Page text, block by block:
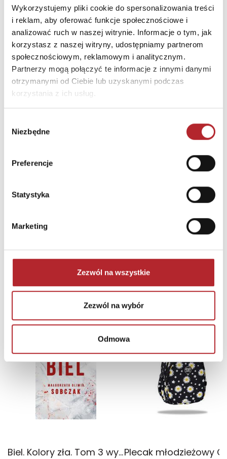
Wykorzystujemy pliki cookie do spersonalizowania treści
i reklam, aby oferować funkcje społecznościowe i
analizować ruch w naszej witrynie. Informacje o tym, jak
korzystasz z naszej witryny, udostępniamy partnerom
społecznościowym, reklamowym i analitycznym.
Partnerzy mogą połączyć te informacje z innymi danymi
otrzymanymi od Ciebie lub uzyskanymi podczas
korzystania z ich usług.
zgody
Niezbędne
Preferencje
Statystyka
Marketing
Zezwól na wszystkie
Zezwól na wybór
Odmowa
E-mail
gpsr@grupahelion.pl
INNI KLIENCI KUPOWALI
NAJCZĘŚCIEJ KUPOWANE zobacz więcej
TOP 100
Biel. Kolory zła. Tom 3 wyd. 2025
TOP 100